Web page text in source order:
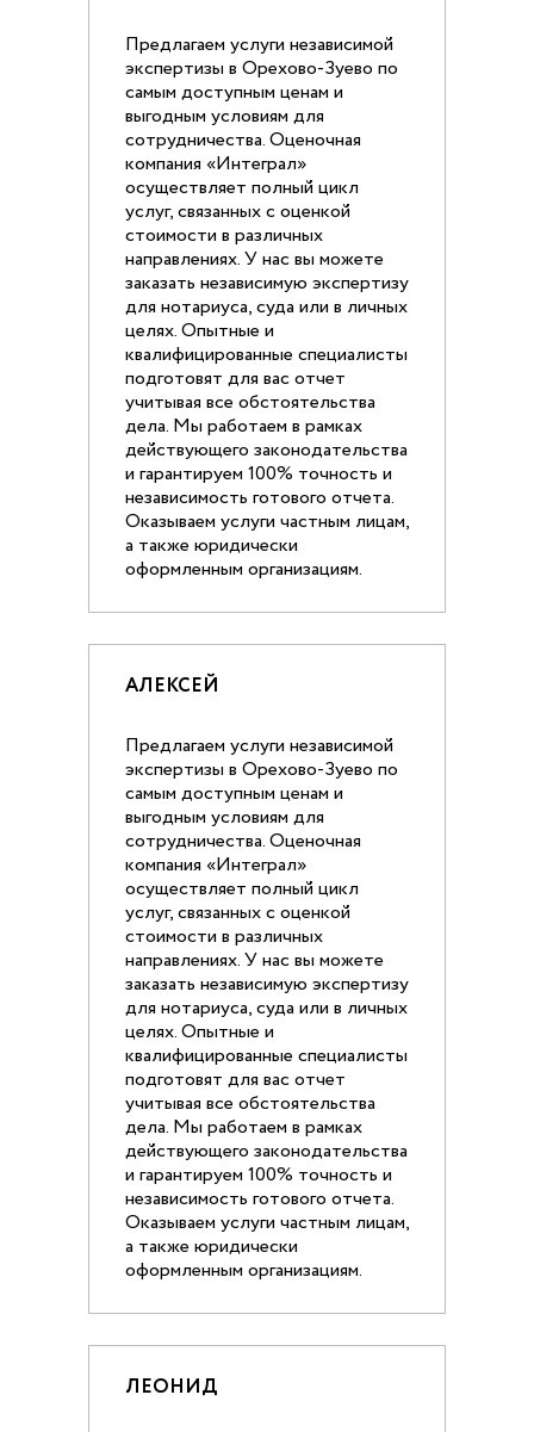
Предлагаем услуги независимой
экспертизы в Орехово-Зуево по
самым доступным ценам и
выгодным условиям для
сотрудничества. Оценочная
компания «Интеграл»
осуществляет полный цикл
услуг, связанных с оценкой
стоимости в различных
направлениях. У нас вы можете
заказать независимую экспертизу
для нотариуса, суда или в личных
целях. Опытные и
квалифицированные специалисты
подготовят для вас отчет
учитывая все обстоятельства
дела. Мы работаем в рамках
действующего законодательства
и гарантируем 100% точность и
независимость готового отчета.
Оказываем услуги частным лицам,
а также юридически
оформленным организациям.
АЛЕКСЕЙ
Предлагаем услуги независимой
экспертизы в Орехово-Зуево по
самым доступным ценам и
выгодным условиям для
сотрудничества. Оценочная
компания «Интеграл»
осуществляет полный цикл
услуг, связанных с оценкой
стоимости в различных
направлениях. У нас вы можете
заказать независимую экспертизу
для нотариуса, суда или в личных
целях. Опытные и
квалифицированные специалисты
подготовят для вас отчет
учитывая все обстоятельства
дела. Мы работаем в рамках
действующего законодательства
и гарантируем 100% точность и
независимость готового отчета.
Оказываем услуги частным лицам,
а также юридически
оформленным организациям.
ЛЕОНИД